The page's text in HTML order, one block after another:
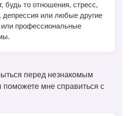
будь то отношения, стресс,
депрессия или любые другие
профессиональные
перед незнакомым
поможете мне справиться с